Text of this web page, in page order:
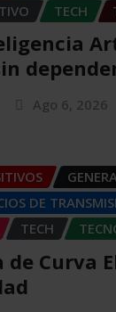
TECH
Ago 6, 2026
DE
TECH
Curva